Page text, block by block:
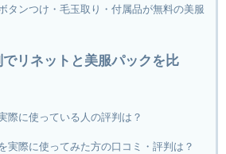
タンつけ・毛玉取り・付属品が無料の美服
でリネットと美服パックを比
際に使っている人の評判は？
実際に使ってみた方の口コミ・評判は？